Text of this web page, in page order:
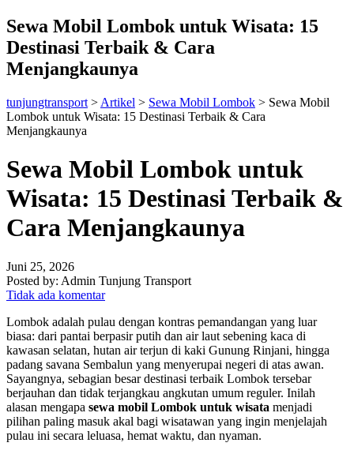
Sewa Mobil Lombok untuk Wisata: 15
Destinasi Terbaik & Cara
Menjangkaunya
tunjungtransport > Artikel > Sewa Mobil Lombok > Sewa Mobil
Lombok untuk Wisata: 15 Destinasi Terbaik & Cara
Menjangkaunya
Sewa Mobil Lombok untuk
Wisata: 15 Destinasi Terbaik &
Cara Menjangkaunya
Juni 25, 2026
Posted by: Admin Tunjung Transport
Tidak ada komentar
Lombok adalah pulau dengan kontras pemandangan yang luar
biasa: dari pantai berpasir putih dan air laut sebening kaca di
kawasan selatan, hutan air terjun di kaki Gunung Rinjani, hingga
padang savana Sembalun yang menyerupai negeri di atas awan.
Sayangnya, sebagian besar destinasi terbaik Lombok tersebar
berjauhan dan tidak terjangkau angkutan umum reguler. Inilah
alasan mengapa sewa mobil Lombok untuk wisata menjadi
pilihan paling masuk akal bagi wisatawan yang ingin menjelajah
pulau ini secara leluasa, hemat waktu, dan nyaman.